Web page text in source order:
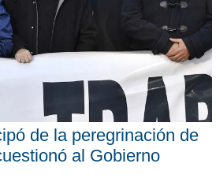
de la peregrinación de
al Gobierno